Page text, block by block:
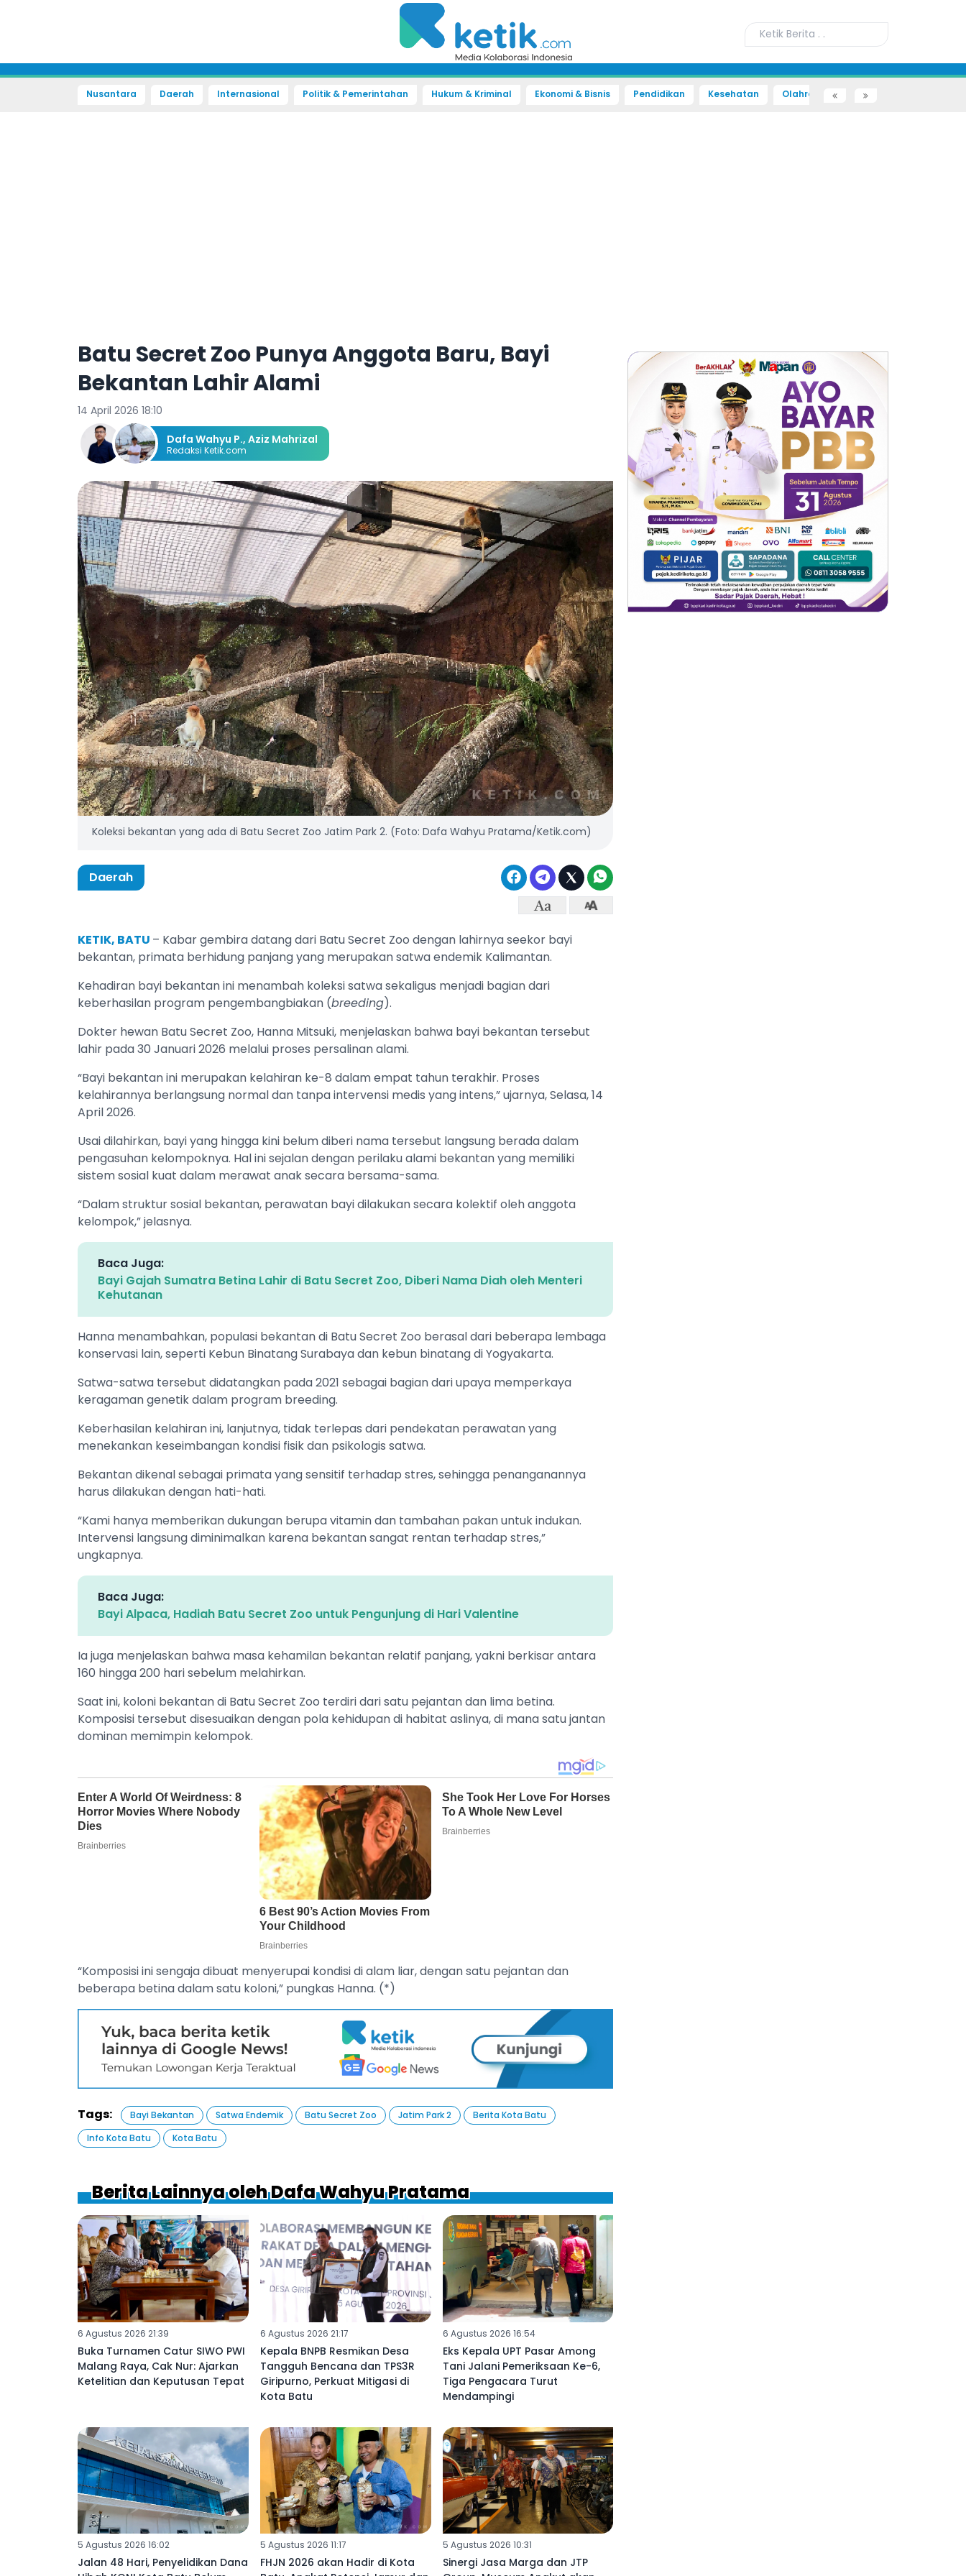
Nusantara Daerah Internasional Politik & Pemerintahan Hukum & Kriminal Ekonomi & Bisnis Pendidikan Kesehatan Olahraga Sains dan Teknologi
Batu Secret Zoo Punya Anggota Baru, Bayi
Bekantan Lahir Alami
14 April 2026 18:10
Dafa Wahyu P., Aziz Mahrizal
Redaksi Ketik.com
Koleksi bekantan yang ada di Batu Secret Zoo Jatim Park 2. (Foto: Dafa Wahyu Pratama/Ketik.com)
Daerah
KETIK, BATU – Kabar gembira datang dari Batu Secret Zoo dengan lahirnya seekor bayi
bekantan, primata berhidung panjang yang merupakan satwa endemik Kalimantan.
Kehadiran bayi bekantan ini menambah koleksi satwa sekaligus menjadi bagian dari
keberhasilan program pengembangbiakan (breeding).
Dokter hewan Batu Secret Zoo, Hanna Mitsuki, menjelaskan bahwa bayi bekantan tersebut
lahir pada 30 Januari 2026 melalui proses persalinan alami.
“Bayi bekantan ini merupakan kelahiran ke-8 dalam empat tahun terakhir. Proses
kelahirannya berlangsung normal dan tanpa intervensi medis yang intens,” ujarnya, Selasa, 14
April 2026.
Usai dilahirkan, bayi yang hingga kini belum diberi nama tersebut langsung berada dalam
pengasuhan kelompoknya. Hal ini sejalan dengan perilaku alami bekantan yang memiliki
sistem sosial kuat dalam merawat anak secara bersama-sama.
“Dalam struktur sosial bekantan, perawatan bayi dilakukan secara kolektif oleh anggota
kelompok,” jelasnya.
Baca Juga:
Bayi Gajah Sumatra Betina Lahir di Batu Secret Zoo, Diberi Nama Diah oleh Menteri
Kehutanan
Hanna menambahkan, populasi bekantan di Batu Secret Zoo berasal dari beberapa lembaga
konservasi lain, seperti Kebun Binatang Surabaya dan kebun binatang di Yogyakarta.
Satwa-satwa tersebut didatangkan pada 2021 sebagai bagian dari upaya memperkaya
keragaman genetik dalam program breeding.
Keberhasilan kelahiran ini, lanjutnya, tidak terlepas dari pendekatan perawatan yang
menekankan keseimbangan kondisi fisik dan psikologis satwa.
Bekantan dikenal sebagai primata yang sensitif terhadap stres, sehingga penanganannya
harus dilakukan dengan hati-hati.
“Kami hanya memberikan dukungan berupa vitamin dan tambahan pakan untuk indukan.
Intervensi langsung diminimalkan karena bekantan sangat rentan terhadap stres,”
ungkapnya.
Baca Juga:
Bayi Alpaca, Hadiah Batu Secret Zoo untuk Pengunjung di Hari Valentine
Ia juga menjelaskan bahwa masa kehamilan bekantan relatif panjang, yakni berkisar antara
160 hingga 200 hari sebelum melahirkan.
Saat ini, koloni bekantan di Batu Secret Zoo terdiri dari satu pejantan dan lima betina.
Komposisi tersebut disesuaikan dengan pola kehidupan di habitat aslinya, di mana satu jantan
dominan memimpin kelompok.
“Komposisi ini sengaja dibuat menyerupai kondisi di alam liar, dengan satu pejantan dan
beberapa betina dalam satu koloni,” pungkas Hanna. (*)
Tags: Bayi Bekantan Satwa Endemik Batu Secret Zoo Jatim Park 2
Berita Kota Batu
Info Kota Batu
Kota Batu
Berita Lainnya oleh Dafa Wahyu Pratama
6 Agustus 2026 21:39
Buka Turnamen Catur SIWO PWI
Malang Raya, Cak Nur: Ajarkan
Ketelitian dan Keputusan Tepat
6 Agustus 2026 21:17
Kepala BNPB Resmikan Desa
Tangguh Bencana dan TPS3R
Giripurno, Perkuat Mitigasi di
Kota Batu
6 Agustus 2026 16:54
Eks Kepala UPT Pasar Among
Tani Jalani Pemeriksaan Ke-6,
Tiga Pengacara Turut
Mendampingi
5 Agustus 2026 16:02
Jalan 48 Hari, Penyelidikan Dana
5 Agustus 2026 11:17
FHJN 2026 akan Hadir di Kota
5 Agustus 2026 10:31
Sinergi Jasa Marga dan JTP